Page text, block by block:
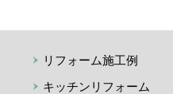
リフォーム施工例
キッチンリフォーム